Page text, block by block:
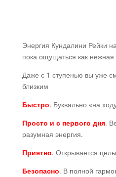
Энергия Кундалини Рейки
пока ощущаться как нежная
Даже с 1 ступенью вы уже
близким
Быстро. Буквально «на
Просто и с первого дня.
разумная энергия.
Приятно. Открывается
Безопасно. В полной